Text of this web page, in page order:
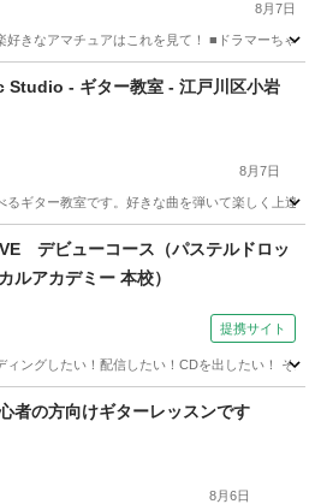
8月7日
好きなアマチュアはこれを見て！ ■ドラマーちゃ
セッション
Studio - ギター教室 - 江戸川区小岩
8月7日
るギター教室です。好きな曲を弾いて楽しく上達
デビューコース（パステルドロッ
ルアカデミー 本校）
提携サイト
ィングしたい！配信したい！CDを出したい！ そ
心者の方向けギターレッスンです
8月6日